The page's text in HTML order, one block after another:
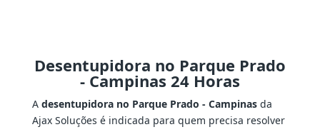
Desentupidora no Parque Prado
- Campinas 24 Horas
A desentupidora no Parque Prado - Campinasda
Ajax Soluções é indicada para quem precisa resolver